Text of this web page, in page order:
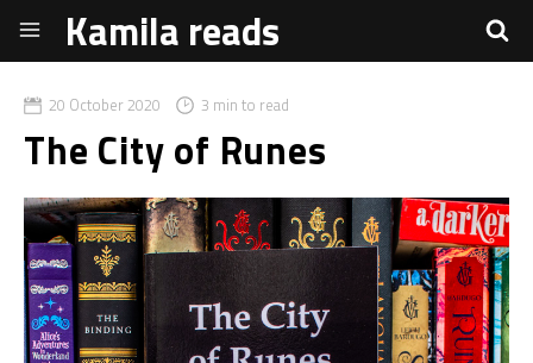
Kamila reads
20 October 2020 3 min to read
The City of Runes